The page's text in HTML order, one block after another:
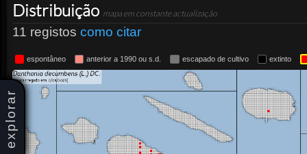
explorar
Distribuição mapa em constante actualização
11 registos como citar
espontâneo anterior a 1990 ou s.d. escapado de cultivo extinto